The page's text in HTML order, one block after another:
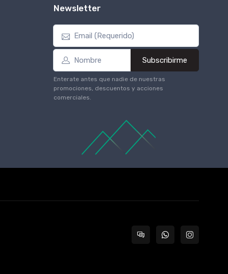
Newsletter
Subscribirme
Enterate antes que nadie de nuestras
promociones, descuentos y acciones
comerciales.